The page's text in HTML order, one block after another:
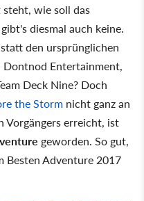
steht, wie soll das
diesmal auch keine.
den ursprünglichen
Dontnod Entertainment,
Deck Nine? Doch
the Storm nicht ganz an
Vorgängers erreicht, ist
geworden. So gut,
Besten Adventure 2017